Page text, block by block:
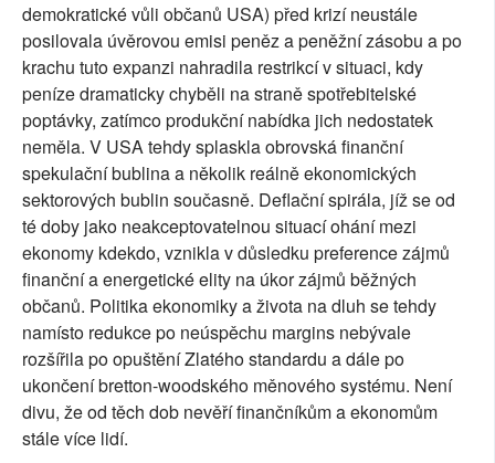
demokratické vůli občanů USA) před krizí neustále
posilovala úvěrovou emisi peněz a peněžní zásobu a po
krachu tuto expanzi nahradila restrikcí v situaci, kdy
peníze dramaticky chyběli na straně spotřebitelské
poptávky, zatímco produkční nabídka jich nedostatek
neměla. V USA tehdy splaskla obrovská finanční
spekulační bublina a několik reálně ekonomických
sektorových bublin současně. Deflační spirála, jíž se od
té doby jako neakceptovatelnou situací ohání mezi
ekonomy kdekdo, vznikla v důsledku preference zájmů
finanční a energetické elity na úkor zájmů běžných
občanů. Politika ekonomiky a života na dluh se tehdy
namísto redukce po neúspěchu margins nebývale
rozšířila po opuštění Zlatého standardu a dále po
ukončení bretton-woodského měnového systému. Není
divu, že od těch dob nevěří finančníkům a ekonomům
stále více lidí.